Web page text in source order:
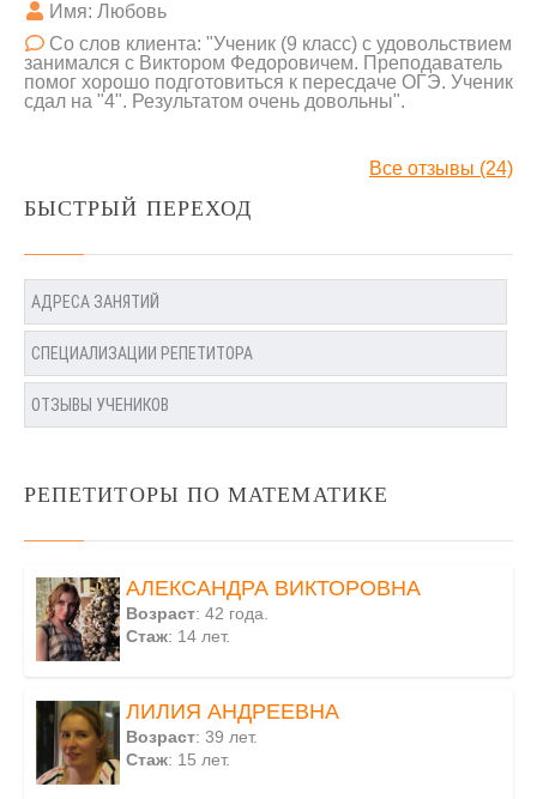
Имя: Любовь
Со слов клиента: "Ученик (9 класс) с удовольствием
занимался с Виктором Федоровичем. Преподаватель
помог хорошо подготовиться к пересдаче ОГЭ. Ученик
сдал на "4". Результатом очень довольны".
Все отзывы (24)
БЫСТРЫЙ ПЕРЕХОД
АДРЕСА ЗАНЯТИЙ
СПЕЦИАЛИЗАЦИИ РЕПЕТИТОРА
ОТЗЫВЫ УЧЕНИКОВ
РЕПЕТИТОРЫ ПО МАТЕМАТИКЕ
АЛЕКСАНДРА ВИКТОРОВНА
Возраст: 42 года.
Стаж: 14 лет.
ЛИЛИЯ АНДРЕЕВНА
Возраст: 39 лет.
Стаж: 15 лет.